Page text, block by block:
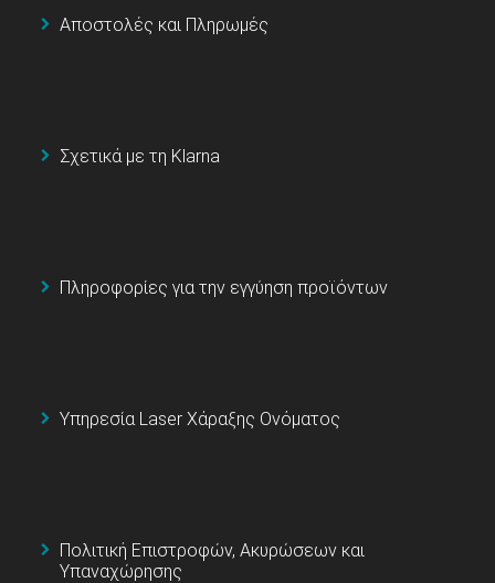
Αποστολές και Πληρωμές
Σχετικά με τη Klarna
Πληροφορίες για την εγγύηση προϊόντων
Υπηρεσία Laser Χάραξης Ονόματος
Πολιτική Επιστροφών, Ακυρώσεων και
Υπαναχώρησης